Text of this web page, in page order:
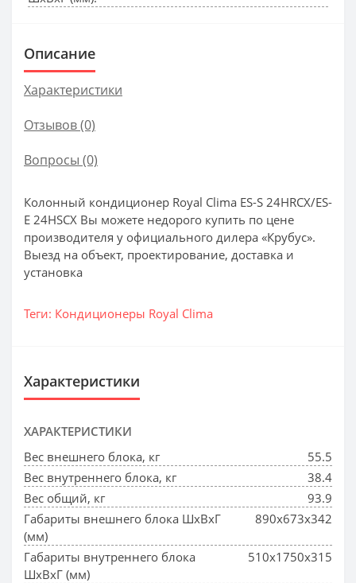
Описание
Характеристики
Отзывов (0)
Вопросы (0)
Колонный кондиционер Royal Clima ES-S 24HRCX/ES-
E 24HSCX Вы можете недорого купить по цене
производителя у официального дилера «Крубус».
Выезд на объект, проектирование, доставка и
установка
Теги: Кондиционеры Royal Clima
Характеристики
ХАРАКТЕРИСТИКИ
Вес внешнего блока, кг
55.5
Вес внутреннего блока, кг
38.4
Вес общий, кг
93.9
Габариты внешнего блока ШхВхГ
(мм)
890x673x342
Габариты внутреннего блока
ШхВхГ (мм)
510x1750x315